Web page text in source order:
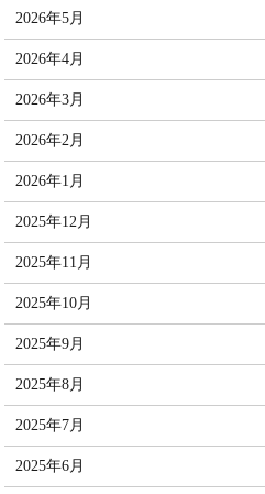
2026年5月
2026年4月
2026年3月
2026年2月
2026年1月
2025年12月
2025年11月
2025年10月
2025年9月
2025年8月
2025年7月
2025年6月